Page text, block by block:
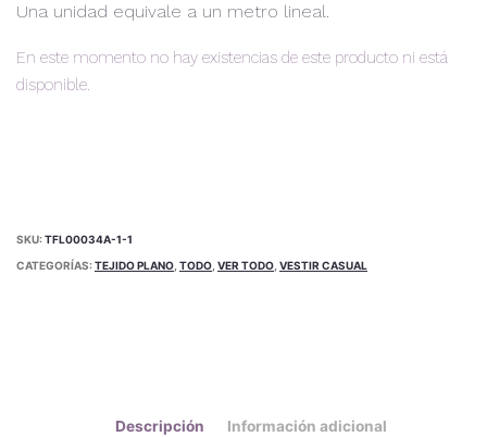
Una unidad equivale a un metro lineal.
En este momento no hay existencias de este producto ni está
disponible.
SKU:TFL00034A-1-1
CATEGORÍAS:TEJIDO PLANO, TODO, VER TODO, VESTIR CASUAL
Descripción Información adicional